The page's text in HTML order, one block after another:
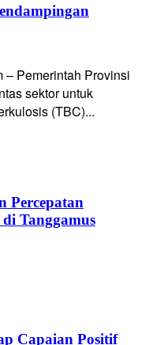
– Pemerintah Provinsi
sektor untuk
(TBC)...
Percepatan
Tanggamus
Capaian Positif